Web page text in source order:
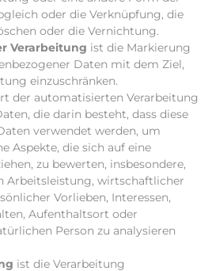
oder die Verknüpfung, die
oder die Vernichtung.
Verarbeitung ist die Markierung
Daten mit dem Ziel,
einzuschränken.
der automatisierten Verarbeitung
die darin besteht, dass diese
verwendet werden, um
Aspekte, die sich auf eine
zu bewerten, insbesondere,
Arbeitsleistung, wirtschaftlicher
Vorlieben, Interessen,
Aufenthaltsort oder
Person zu analysieren
ist die Verarbeitung